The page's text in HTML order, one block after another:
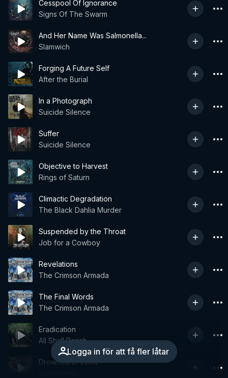
Cesspool Of Ignorance
Signs Of The Swarm
And Her Name Was Salmonella...
Slamwich
Forging A Future Self
After the Burial
In a Photograph
Suicide Silence
Suffer
Suicide Silence
Objective to Harvest
Rings of Saturn
Climactic Degradation
The Black Dahlia Murder
Suspended by the Throat
Job for a Cowboy
Revelations
The Crimson Armada
The Final Words
The Crimson Armada
Logga in för att få fler låtar
Eradication
All Shall Perish
Drowned In Vomit